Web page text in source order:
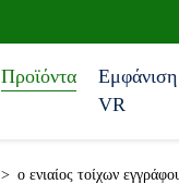
Προϊόντα
Εμφάνιση
VR
> ο ενιαίος τοίχων